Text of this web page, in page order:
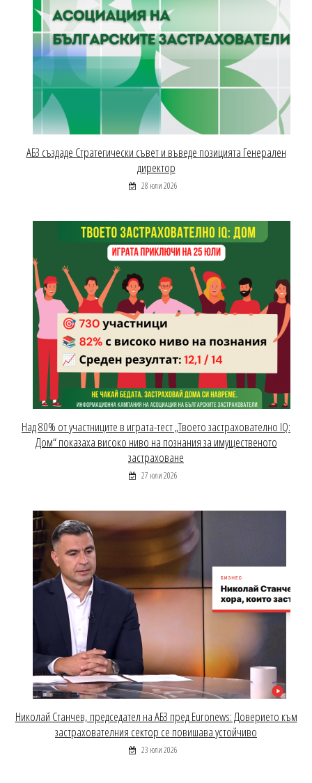
АБЗ създаде Стратегически съвет и въведе позицията Генерален
директор
28 юли 2026
Над 80% от участниците в играта-тест „Твоето застрахователно IQ:
Дом“ показаха високо ниво на познания за имущественото
застраховане
27 юли 2026
Николай Станчев, председател на АБЗ пред Euronews: Доверието към
застрахователния сектор се повишава устойчиво
23 юли 2026